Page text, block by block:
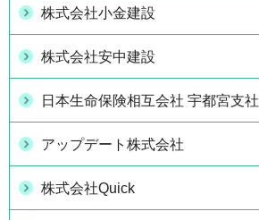
株式会社小金建設
株式会社安中建設
日本生命保険相互会社 宇都宮支社
アップデート株式会社
株式会社Quick